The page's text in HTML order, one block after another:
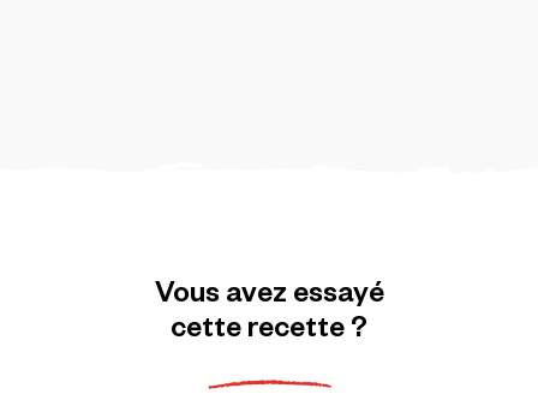
Vous avez essayé
cetterecette?